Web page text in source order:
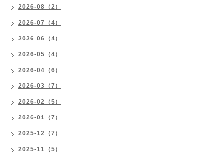
2026-08（2）
2026-07（4）
2026-06（4）
2026-05（4）
2026-04（6）
2026-03（7）
2026-02（5）
2026-01（7）
2025-12（7）
2025-11（5）